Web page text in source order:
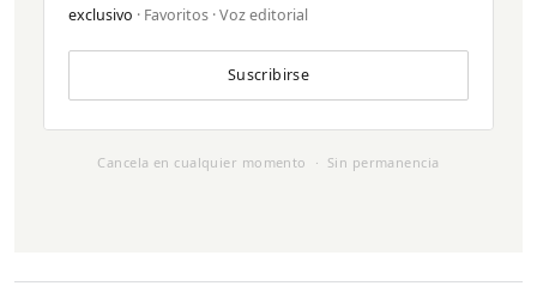
exclusivo · Favoritos · Voz editorial
Suscribirse
Cancela en cualquier momento · Sin permanencia